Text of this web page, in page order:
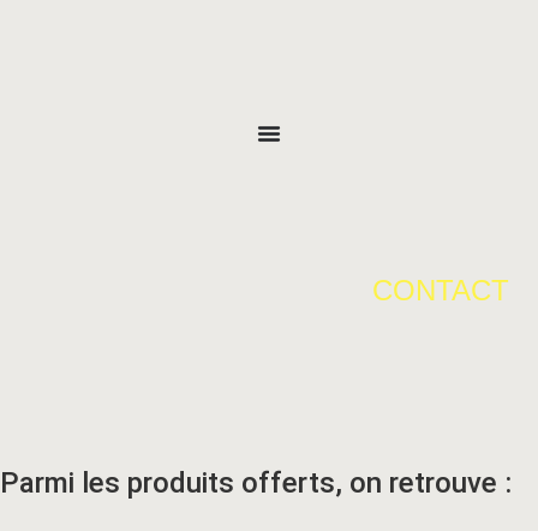
CONTACT
Parmi les produits offerts, on retrouve :